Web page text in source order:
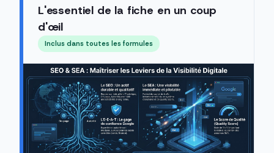
L'essentiel de la fiche en un coup
d'œil
Inclus dans toutes les formules